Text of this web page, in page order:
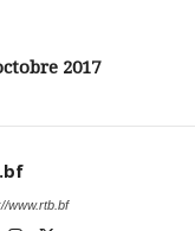
2017
www.rtb.bf